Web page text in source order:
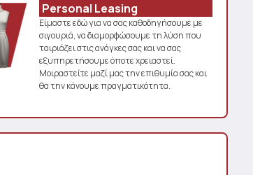
Personal Leasing
Είμαστε εδώ για να σας καθοδηγήσουμε με
σιγουριά, να διαμορφώσουμε τη λύση που
ταιριάζει στις ανάγκες σας και να σας
εξυπηρετήσουμε όποτε χρειαστεί.
Μοιραστείτε μαζί μας την επιθυμία σας και
θα την κάνουμε πραγματικότητα.